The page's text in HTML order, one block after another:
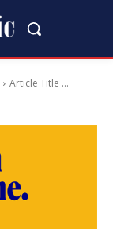
Article Title ...